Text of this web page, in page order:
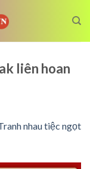
liên hoan
nhau tiệc ngọt